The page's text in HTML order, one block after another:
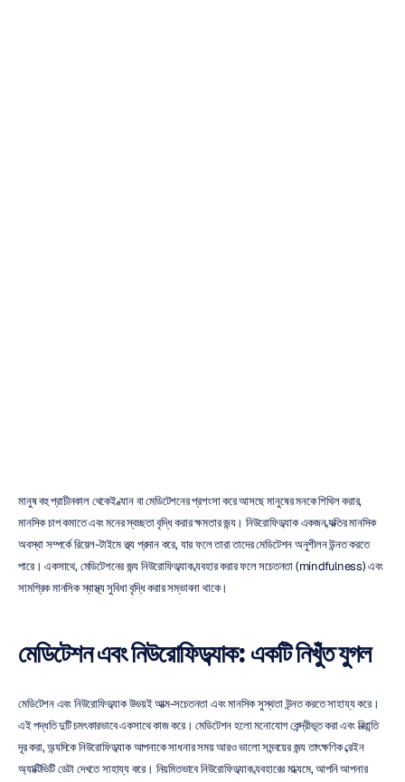
মানুষ বহু প্রাচীনকাল থেকেই ধ্যান বা মেডিটেশনের প্রশংসা করে আসছে মানুষের মনকে শিথিল করার,
মানসিক চাপ কমাতে এবং মনের স্বচ্ছতা বৃদ্ধি করার ক্ষমতার জন্য। নিউরোফিডব্যাক একজন ব্যক্তির মানসিক
অবস্থা সম্পর্কে রিয়েল-টাইমে তথ্য প্রদান করে, যার ফলে তারা তাদের মেডিটেশন অনুশীলন উন্নত করতে
পারে। একসাথে, মেডিটেশনের জন্য নিউরোফিডব্যাক ব্যবহার করার ফলে সচেতনতা (mindfulness) এবং
সামগ্রিক মানসিক স্বাস্থ্য সুবিধা বৃদ্ধি করার সম্ভাবনা থাকে।
মেডিটেশন এবং নিউরোফিডব্যাক: একটি নিখুঁত যুগল
মেডিটেশন এবং নিউরোফিডব্যাক উভয়ই আত্ম-সচেতনতা এবং মানসিক সুস্থতা উন্নত করতে সাহায্য করে।
এই পদ্ধতি দুটি চমৎকারভাবে একসাথে কাজ করে। মেডিটেশন হলো মনোযোগ কেন্দ্রীভূত করা এবং বিভ্রান্তি
দূর করা, অন্যদিকে নিউরোফিডব্যাক আপনাকে সাধনার সময় আরও ভালো সমন্বয়ের জন্য তাৎক্ষণিক ব্রেইন
অ্যাক্টিভিটি ডেটা দেখতে সাহায্য করে। নিয়মিতভাবে নিউরোফিডব্যাক ব্যবহারের মাধ্যমে, আপনি আপনার